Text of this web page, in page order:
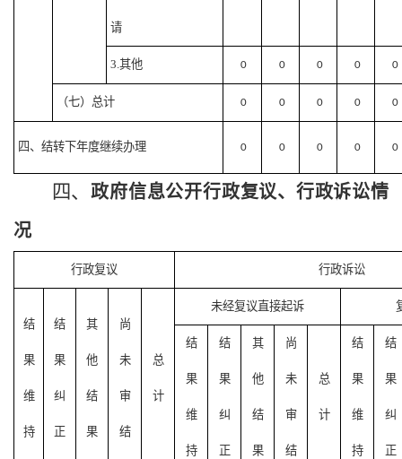
请
3.其他 0 0 0 0 0
（七）总计 0 0 0 0 0
四、结转下年度继续办理 0 0 0 0 0
四、政府信息公开行政复议、行政诉讼情
况
行政复议 行政诉讼
结
果
维
持
结
果
纠
正
其
他
结
果
尚
未
审
结
总
计
未经复议直接起诉
结
果
维
持
结
果
纠
正
其
他
结
果
尚
未
审
结
总
计
结
果
维
持
结
果
纠
正